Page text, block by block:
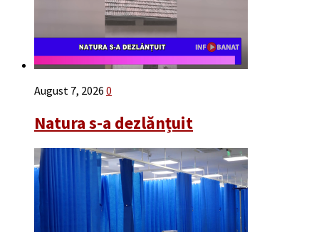
August 7, 2026 0
Natura s-a dezlănțuit